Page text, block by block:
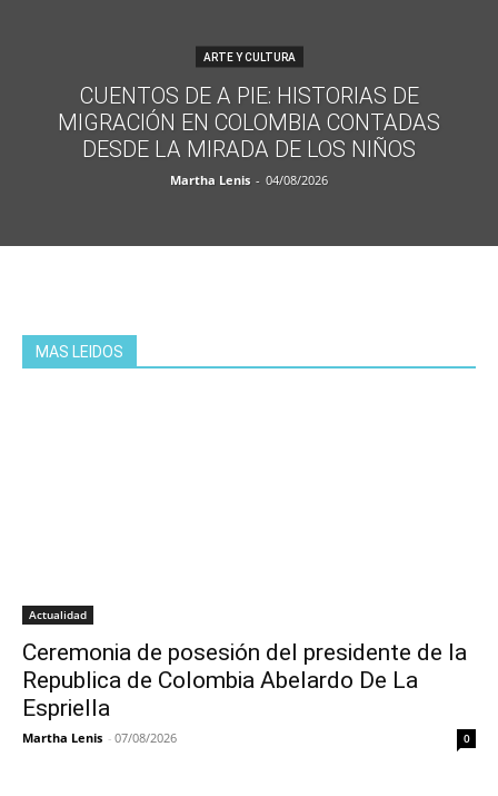
ARTE Y CULTURA
CUENTOS DE A PIE: HISTORIAS DE
MIGRACIÓN EN COLOMBIA CONTADAS
DESDE LA MIRADA DE LOS NIÑOS
Martha Lenis - 04/08/2026
MAS LEIDOS
Actualidad
Ceremonia de posesión del presidente de la
Republica de Colombia Abelardo De La
Espriella
Martha Lenis - 07/08/2026 0